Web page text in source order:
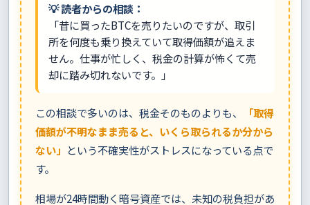
💡 読者からの相談：
「昔に買ったBTCを売りたいのですが、取引
所を何度も乗り換えていて取得価額が追えま
せん。仕事が忙しく、税金の計算が怖くて売
却に踏み切れないです。」
この相談で多いのは、税金そのものよりも、
「取得
価額が不明なまま売ると、いくら取られるか分から
ない」 という不確実性がストレスになっている点で
す。
相場が24時間動く暗号資産では、未知の税負担があ